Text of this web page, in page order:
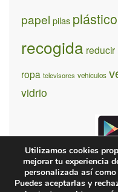
papel pilas
recogida reducir
ropa televisores vehículos
vidrio
Utilizamos cookies
mejorar tu experiencia
personalizada así
Puedes aceptarlas y